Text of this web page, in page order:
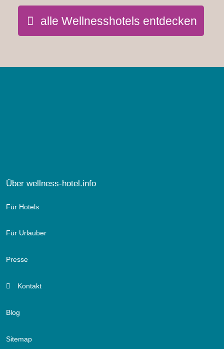
Ein echtes Glanzstück ist diese Suite. Modern ausgestattet
zugleich Hingucker und gemütliches Detail sind, runden die
das große Bett und freuen Sie sich auf guten Schlaf und
alle Wellnesshotels entdecken
Über wellness-hotel.info
Für Hotels
Für Urlauber
Presse
Kontakt
Blog
Sitemap